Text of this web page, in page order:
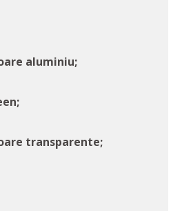
aluminiu;
transparente;